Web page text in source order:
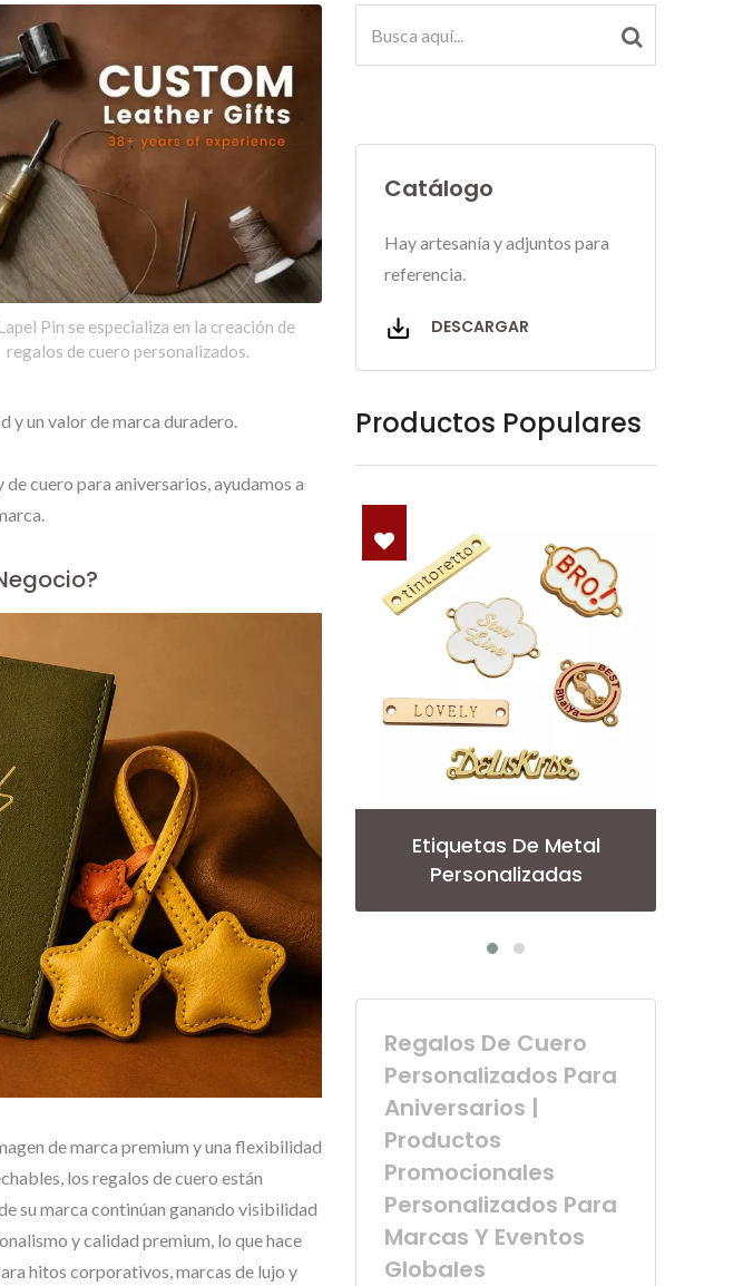
Pin se especializa en la creación de
regalos de cuero personalizados.
y un valor de marca duradero.
cuero para aniversarios, ayudamos a
de marca premium y una flexibilidad
los regalos de cuero están
su marca continúan ganando visibilidad
y calidad premium, lo que hace
hitos corporativos, marcas de lujo y
Catálogo
Hay artesanía y adjuntos para
referencia.
DESCARGAR
Productos Populares
Etiquetas De Metal
Personalizadas
Pin De Solapa
Personalizado
Regalos De Cuero
Personalizados Para
Aniversarios |
Productos
Promocionales
Personalizados Para
Marcas Y Eventos
Globales